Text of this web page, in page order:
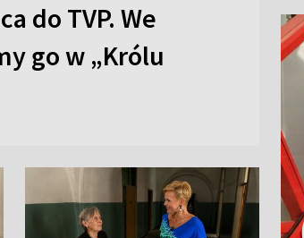
do TVP. We
go w „Królu